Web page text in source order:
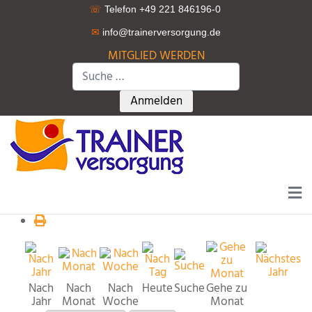
☏ Telefon +49 221 846196-0
✉ info@trainerversorgung.de
MITGLIED WERDEN
Suchen
Type 2 or more characters for
Anmelden
Nach
Jahr
Nach
Monat
Nach
Woche
HeuteSucheGehe zu
Monat